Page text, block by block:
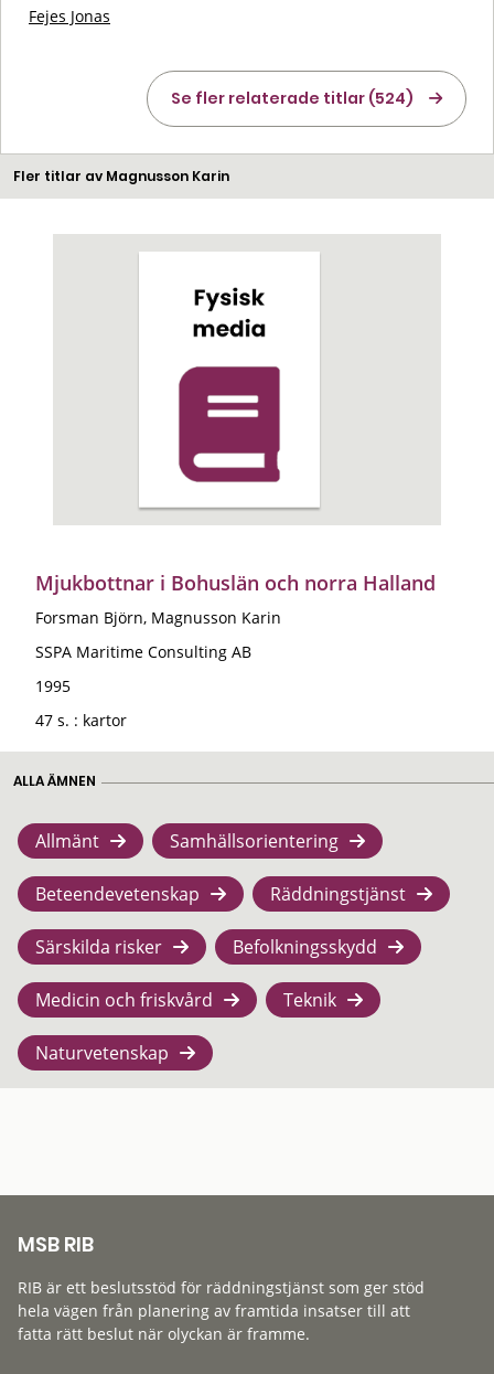
Fejes Jonas
Se fler relaterade titlar (524)
Fler titlar av Magnusson Karin
Mjukbottnar i Bohuslän och norra Halland
Forsman Björn, Magnusson Karin
SSPA Maritime Consulting AB
1995
47 s. : kartor
ALLA ÄMNEN
Allmänt Samhällsorientering
Beteendevetenskap Räddningstjänst
Särskilda risker Befolkningsskydd
Medicin och friskvård Teknik
Naturvetenskap
MSB RIB
RIB är ett beslutsstöd för räddningstjänst som ger stöd
hela vägen från planering av framtida insatser till att
fatta rätt beslut när olyckan är framme.